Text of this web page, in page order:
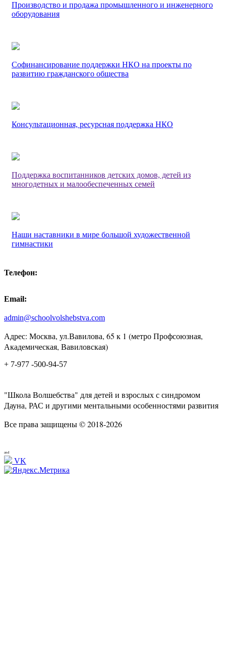
Производство и продажа промышленного и инженерного
оборудования
Софинансирование поддержки НКО на проекты по
развитию гражданского общества
Консультационная, ресурсная поддержка НКО
Поддержка воспитанников детских домов, детей из
многодетных и малообеспеченных семей
Наши наставники в мире большой художественной
гимнастики
Телефон:
Email:
admin@schoolvolshebstva.com
Адрес: Москва, ул.Вавилова, 65 к 1 (метро Профсоюзная,
Академическая, Вавиловская)
+ 7-977 -500-94-57
"Школа Волшебства" для детей и взрослых с синдромом
Дауна, РАС и другими ментальными особенностями развития
Все права защищены © 2018-2026
and
VK